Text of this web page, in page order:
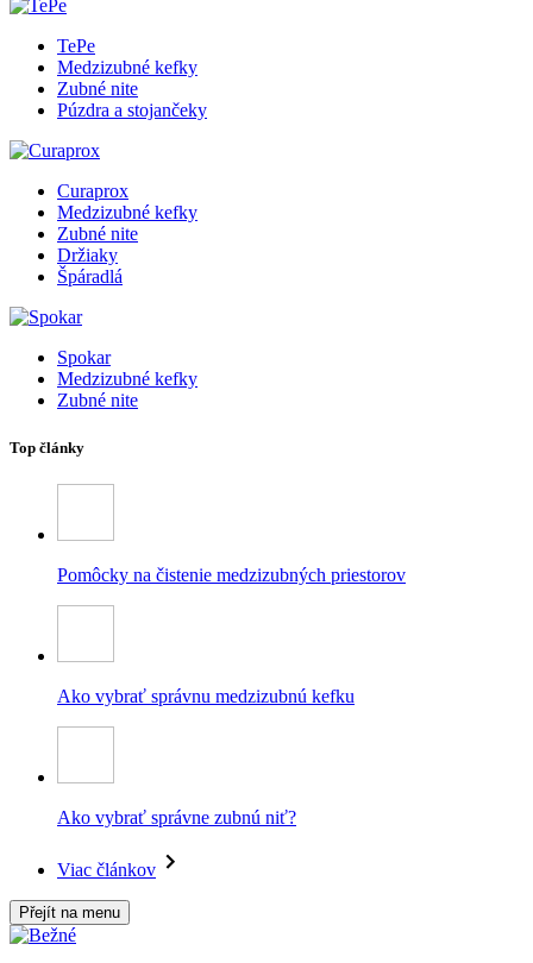
TePe
Medzizubné kefky
Zubné nite
Púzdra a stojančeky
Curaprox
Medzizubné kefky
Zubné nite
Držiaky
Špáradlá
Spokar
Medzizubné kefky
Zubné nite
Top články
Pomôcky na čistenie medzizubných priestorov
Ako vybrať správnu medzizubnú kefku
Ako vybrať správne zubnú niť?
Viac článkov
Přejít na menu